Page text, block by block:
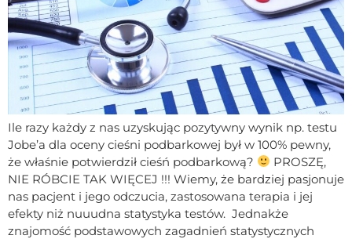
Ile razy każdy z nas uzyskując pozytywny wynik np. testu
Jobe’a dla oceny cieśni podbarkowej był w 100% pewny,
że właśnie potwierdził cieśń podbarkową?
PROSZĘ,
NIE RÓBCIE TAK WIĘCEJ !!! Wiemy, że bardziej pasjonuje
nas pacjent i jego odczucia, zastosowana terapia i jej
efekty niż nuuudna statystyka testów. Jednakże
znajomość podstawowych zagadnień statystycznych